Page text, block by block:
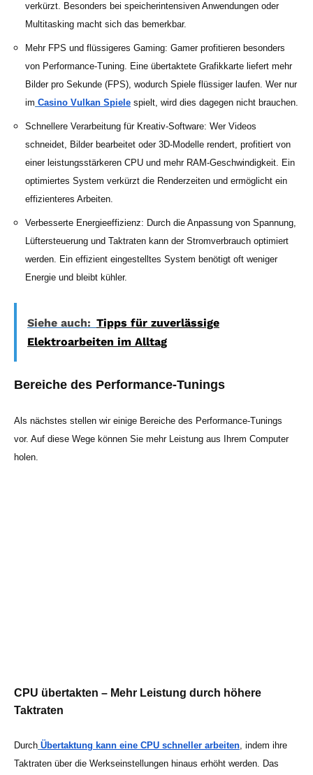
verkürzt. Besonders bei speicherintensiven Anwendungen oder
Multitasking macht sich das bemerkbar.
Mehr FPS und flüssigeres Gaming: Gamer profitieren besonders
von Performance-Tuning. Eine übertaktete Grafikkarte liefert mehr
Bilder pro Sekunde (FPS), wodurch Spiele flüssiger laufen. Wer nur
im Casino Vulkan Spiele spielt, wird dies dagegen nicht brauchen.
Schnellere Verarbeitung für Kreativ-Software: Wer Videos
schneidet, Bilder bearbeitet oder 3D-Modelle rendert, profitiert von
einer leistungsstärkeren CPU und mehr RAM-Geschwindigkeit. Ein
optimiertes System verkürzt die Renderzeiten und ermöglicht ein
effizienteres Arbeiten.
Verbesserte Energieeffizienz: Durch die Anpassung von Spannung,
Lüftersteuerung und Taktraten kann der Stromverbrauch optimiert
werden. Ein effizient eingestelltes System benötigt oft weniger
Energie und bleibt kühler.
Siehe auch: Tipps für zuverlässige
Elektroarbeiten im Alltag
Bereiche des Performance-Tunings
Als nächstes stellen wir einige Bereiche des Performance-Tunings
vor. Auf diese Wege können Sie mehr Leistung aus Ihrem Computer
holen.
CPU übertakten – Mehr Leistung durch höhere
Taktraten
Durch Übertaktung kann eine CPU schneller arbeiten , indem ihre
Taktraten über die Werkseinstellungen hinaus erhöht werden. Das